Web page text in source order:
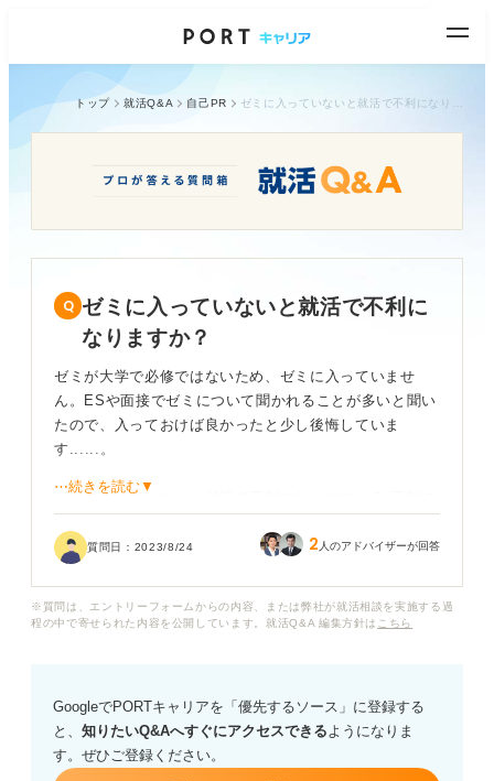
トップ 就活Q&A 自己PR
ゼミに入っていないと就活で不利に
なりますか？
ゼミが大学で必修ではないため、ゼミに入っていませ
ん。ESや面接でゼミについて聞かれることが多いと聞い
たので、入っておけば良かったと少し後悔していま
す......。
ゼミに入っていないと就活で不利になりますか？ 不利に
すか？
でゼミについて質問された場合、どのように答えれば良
⋯続きを読む▼
質問日： 2023/8/24 2 人のアドバイザーが回答
※質問は、エントリーフォームからの内容、または弊社が就活相談を実施する過
程の中で寄せられた内容を公開しています。就活Q&A 編集方針は こちら
GoogleでPORTキャリアを「優先するソース」に登録する
と、 知りたいQ&Aへすぐにアクセスできるようになりま
す。ぜひご登録ください。